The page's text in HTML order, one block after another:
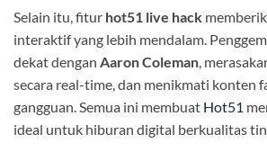
Selain itu, fitur hot51 live hack
interaktif yang lebih mendalam.
dekat dengan Aaron Coleman ,
secara real-time, dan menikmati konten
gangguan. Semua ini membuat Hot51
ideal untuk hiburan digital berkualitas